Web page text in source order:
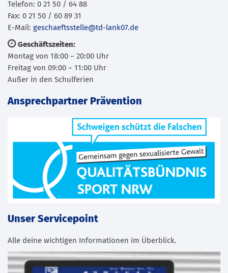
Telefon: 0 21 50 / 64 88
Fax: 0 21 50 / 60 89 31
E-Mail: geschaeftsstelle@td-lank07.de
Geschäftszeiten:
Montag von 18:00 – 20:00 Uhr
Freitag von 09:00 – 11:00 Uhr
Außer in den Schulferien
Ansprechpartner Prävention
Unser Servicepoint
Alle deine wichtigen Informationen im Überblick.